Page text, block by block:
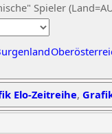
Spieler
Elo-Zeitreihe,